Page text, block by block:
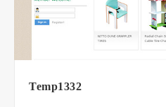
Temp1332